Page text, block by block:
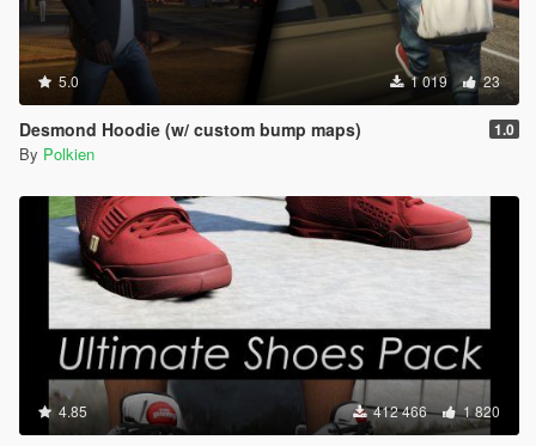
5.0 1 019 23
Desmond Hoodie (w/ custom bump maps) 1.0
By Polkien
4.85 412 466 1 820